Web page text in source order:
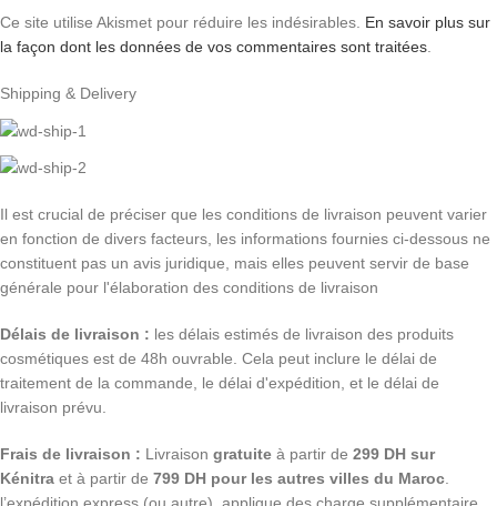
Ce site utilise Akismet pour réduire les indésirables. En savoir plus sur
la façon dont les données de vos commentaires sont traitées.
Shipping & Delivery
Il est crucial de préciser que les conditions de livraison peuvent varier
en fonction de divers facteurs, les informations fournies ci-dessous ne
constituent pas un avis juridique, mais elles peuvent servir de base
générale pour l'élaboration des conditions de livraison
Délais de livraison : les délais estimés de livraison des produits
cosmétiques est de 48h ouvrable. Cela peut inclure le délai de
traitement de la commande, le délai d'expédition, et le délai de
livraison prévu.
Frais de livraison : Livraison gratuite à partir de 299 DH sur
Kénitra et à partir de 799 DH pour les autres villes du Maroc